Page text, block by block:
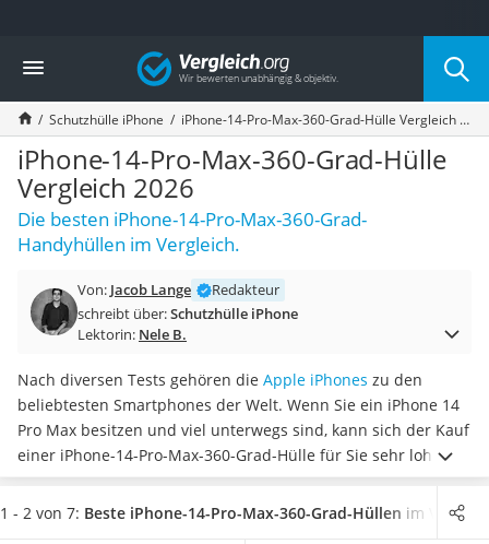
Die beliebtesten Vergleiche nach Kategorie
Elektronik
Powerstation
Monitor 32 Zoll 4K
Fernseher
Drucker
Desktop-PC
Monitor
Diascanner
Laser-Multifunktionsdrucker
Powerline-Adapter
Powerstation mit Solarpanel
Soundbar
17-Zoll-Laptop
Satellitenschüssel
Gaming-Headset
Schnurloses Telefon
Ladekabel Typ 2 Schuko
Vergleich
Schutzhülle iPhone iPhone-14-Pro-Max-360-Grad-Hülle Vergleich 2026
iPhone-14-Pro-Max-360-Grad-Hülle
Vergleich 2026
Die besten iPhone-14-Pro-Max-360-Grad-
Handyhüllen im Vergleich.
Von: Jacob Lange
Redakteur
schreibt über:Schutzhülle iPhone
Lektorin: Nele B.
Nach diversen Tests gehören die Apple iPhones zu den
beliebtesten Smartphones der Welt. Wenn Sie ein iPhone 14
Pro Max besitzen und viel unterwegs sind, kann sich der Kauf
einer iPhone-14-Pro-Max-360-Grad-Hülle für Sie sehr lohnen.
Diese Hüllen haben einenintegrierten Displayschutzund
schützen Ihr Handy auch bei Unwettern oder ausgiebigen
1 - 2 von 7: Beste iPhone-14-Pro-Max-360-Grad-Hüllen im